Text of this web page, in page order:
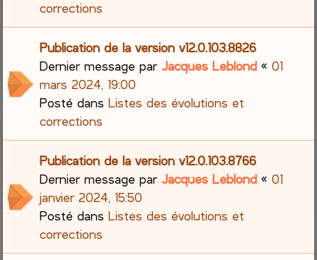
corrections
Publication de la version v12.0.103.8826
Dernier message parJacques Leblond «01
mars 2024, 19:00
Posté dansListes des évolutions et
corrections
Publication de la version v12.0.103.8766
Dernier message parJacques Leblond «01
janvier 2024, 15:50
Posté dansListes des évolutions et
corrections